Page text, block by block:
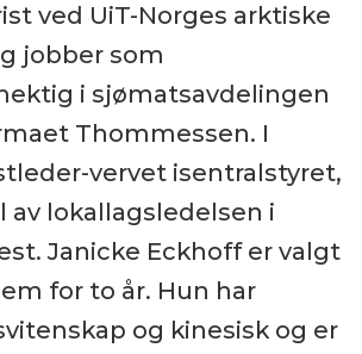
ved UiT-Norges arktiske
jobber som
i sjømatsavdelingen
Thommessen. I
vervet isentralstyret,
av lokallagsledelsen i
Janicke Eckhoff er valgt
for to år. Hun har
og kinesisk og er